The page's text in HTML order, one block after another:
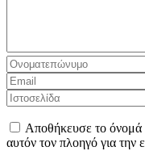
Αποθήκευσε το όνομά
αυτόν τον πλοηγό για